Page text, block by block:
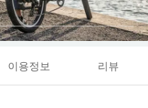
이용정보 리뷰